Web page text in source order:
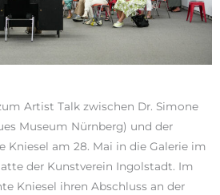
Artist Talk zwischen Dr. Simone
Museum Nürnberg) und der
Kniesel am 28. Mai in die Galerie im
der Kunstverein Ingolstadt. Im
Kniesel ihren Abschluss an der